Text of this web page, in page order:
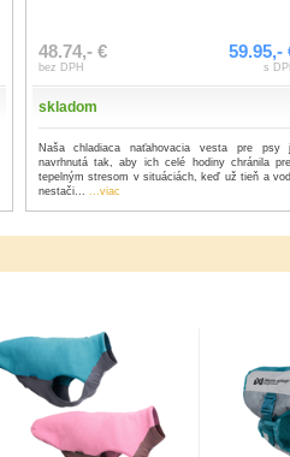
48.74,- €
bez DPH
59.95,-
s
skladom
Naša chladiaca naťahovacia vesta pre psy
navrhnutá tak, aby ich celé hodiny chránila
tepelným stresom v situáciách, keď už tieň a
nestači... ...viac